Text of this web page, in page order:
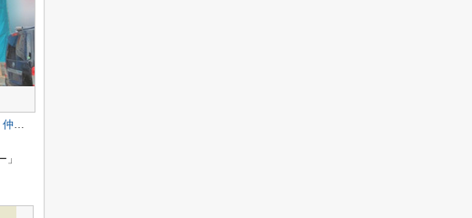
多摩市乞田 全３棟 １号棟 仲介手数料無料